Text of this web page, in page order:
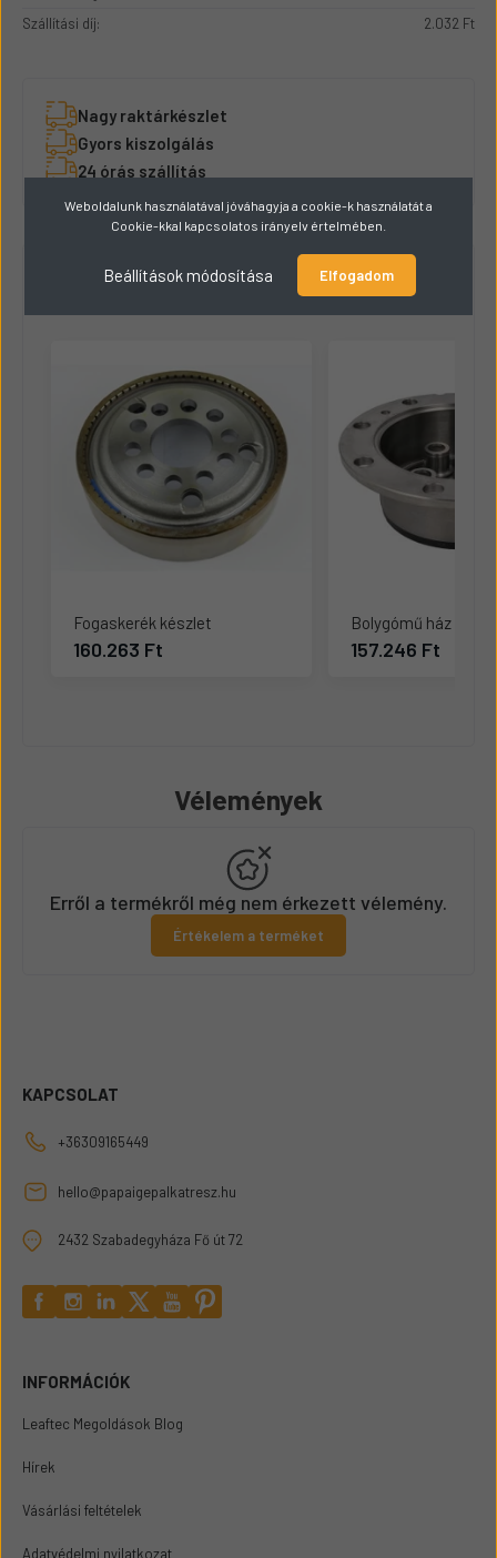
Szállítási díj:
2.032 Ft
Nagy raktárkészlet
Gyors kiszolgálás
24 órás szállítás
Hasonló termékek 8
Fogaskerék készlet
160.263 Ft
Bolygómű ház
157.246 Ft
Vélemények
Erről a termékről még nem érkezett vélemény.
Értékelem a terméket
KAPCSOLAT
+36309165449
hello@papaigepalkatresz.hu
2432 Szabadegyháza Fő út 72
INFORMÁCIÓK
Leaftec Megoldások Blog
Hírek
Vásárlási feltételek
Adatvédelmi nyilatkozat
Weboldalunk használatával jóváhagyja a cookie-k használatát a
Cookie-kkal kapcsolatos irányelv értelmében.
Beállítások módosítása Elfogadom